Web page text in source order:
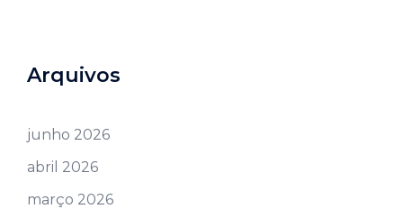
Arquivos
junho 2026
abril 2026
março 2026